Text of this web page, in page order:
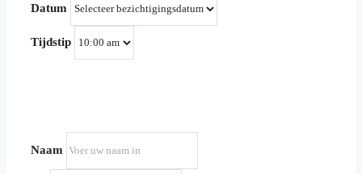
Datum
Tijdstip
Naam